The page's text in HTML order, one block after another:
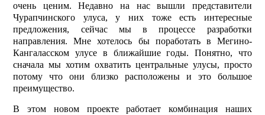
очень ценим. Недавно на нас вышли представители
Чурапчинского улуса, у них тоже есть интерес­ные
предложения, сейчас мы в процессе разработки
направления. Мне хотелось бы поработать в Мегино-
Кангаласском улусе в ближайшие годы. Понятно, что
сначала мы хотим охватить центральные улусы, просто
потому что они близко расположены и это большое
преимущество.
В этом новом проекте работает комбинация наших